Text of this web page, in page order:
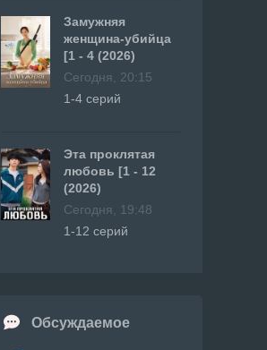
Замужняя
женщина-убийца
[1 - 4 (2026)
Сегодня, 20:15
1-4 серий
Эта проклятая
любовь [1 - 12
(2026)
Сегодня, 19:48
1-12 серий
Обсуждаемое